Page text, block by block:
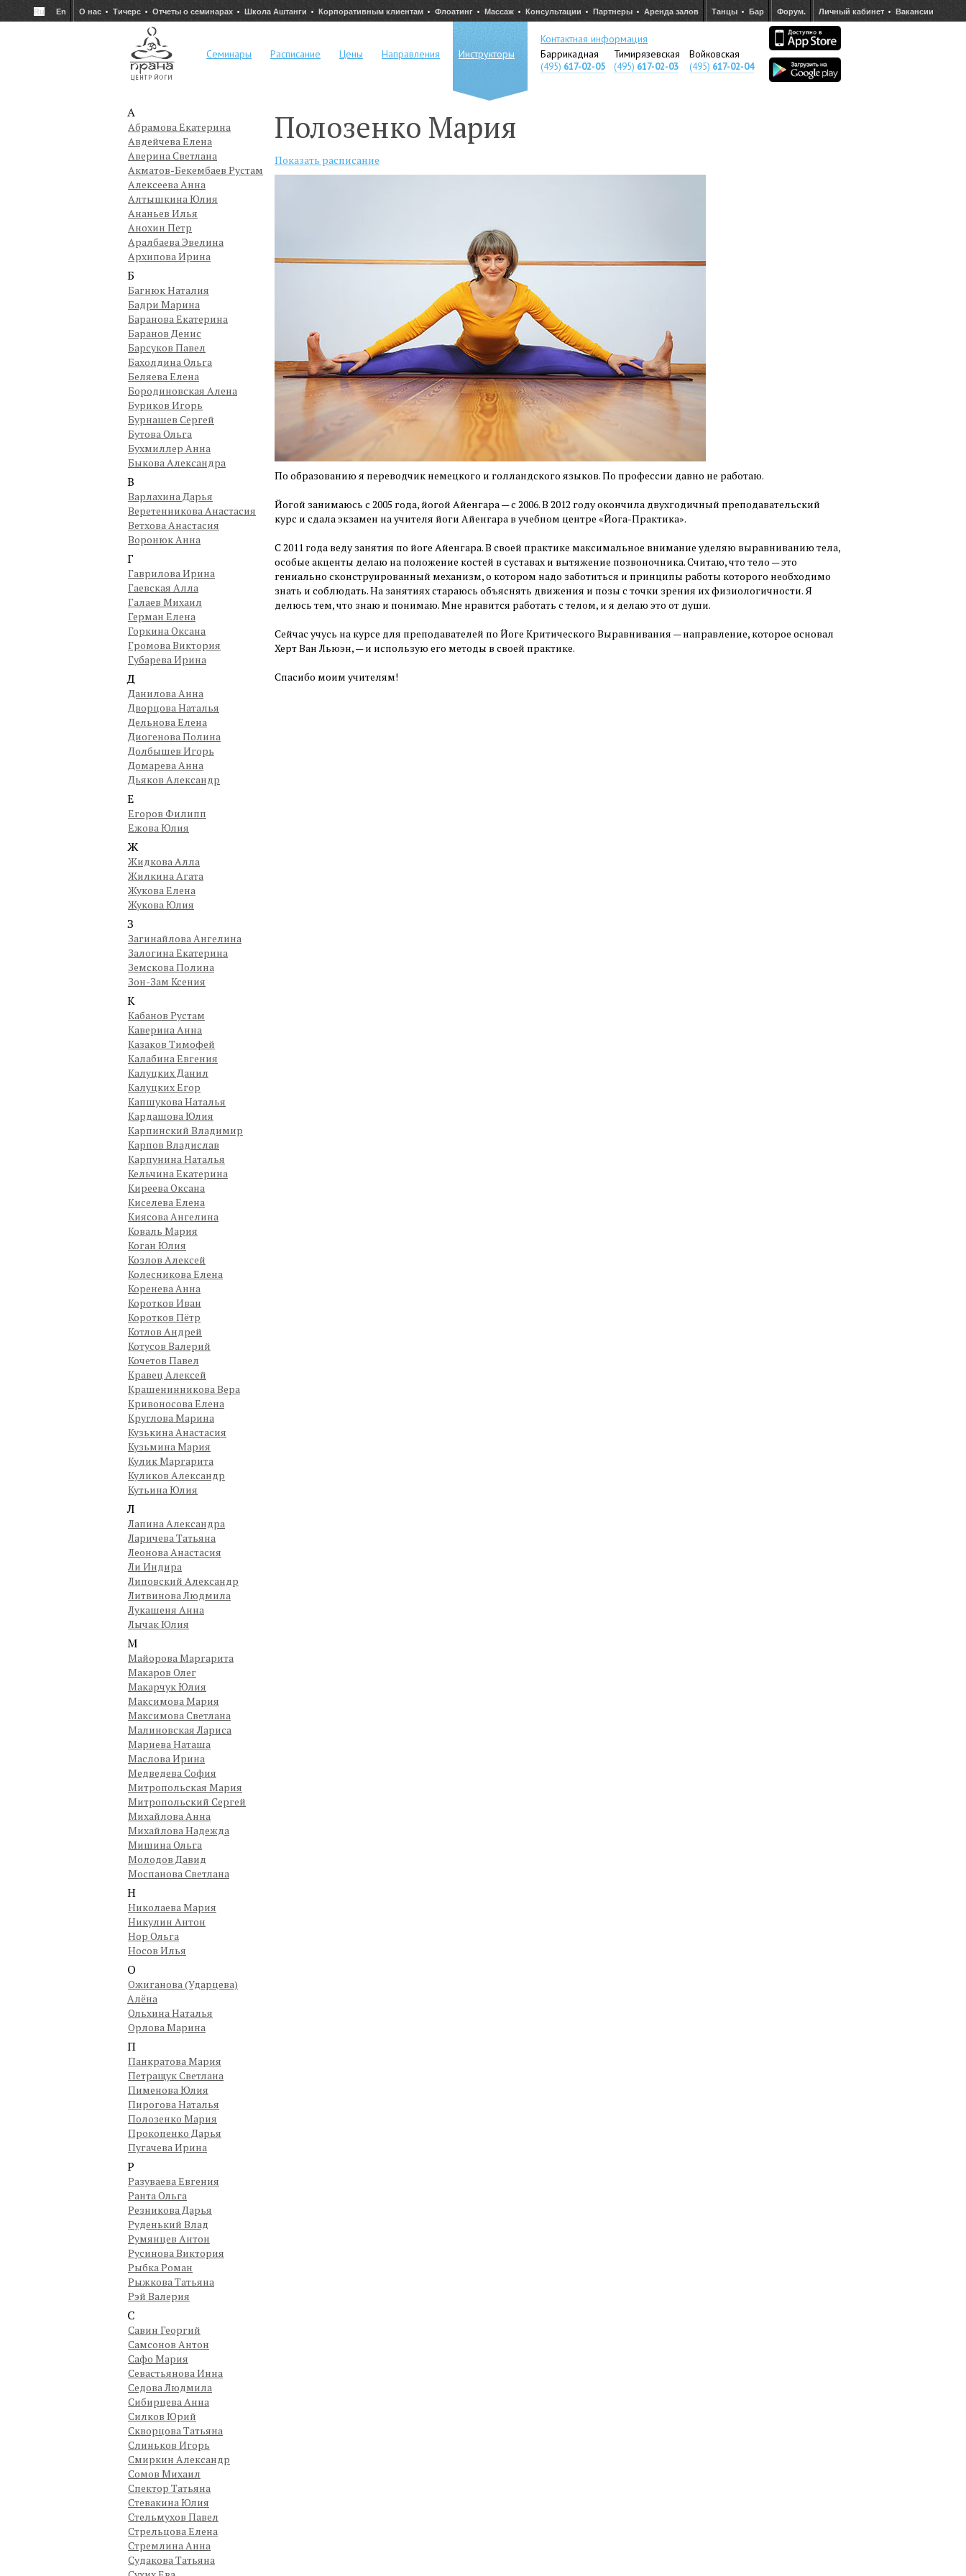
Ru En О нас Тичерс Отчеты о семинарах Школа Аштанги Корпоративным клиентам Флоатинг Массаж Консультации Партнеры Аренда залов Танцы Бар Форум. Личный кабинет Вакансии
Семинары Расписание Цены Направления Инструкторы
Контактная информация
Баррикадная
Тимирязевская Войковская
(495) 617-02-05 (495) 617-02-03 (495) 617-02-04
А
Абрамова Екатерина
Авдейчева Елена
Аверина Светлана
Акматов-Бекембаев Рустам
Алексеева Анна
Алтышкина Юлия
Ананьев Илья
Анохин Петр
Аралбаева Эвелина
Архипова Ирина
Б
Багнюк Наталия
Бадри Марина
Баранова Екатерина
Баранов Денис
Барсуков Павел
Бахолдина Ольга
Беляева Елена
Бородиновская Алена
Буриков Игорь
Бурнашев Сергей
Бутова Ольга
Бухмиллер Анна
Быкова Александра
В
Варлахина Дарья
Веретенникова Анастасия
Ветхова Анастасия
Воронюк Анна
Г
Гаврилова Ирина
Гаевская Алла
Галаев Михаил
Герман Елена
Горкина Оксана
Громова Виктория
Губарева Ирина
Д
Данилова Анна
Дворцова Наталья
Дельнова Елена
Диогенова Полина
Долбышев Игорь
Домарева Анна
Дьяков Александр
Е
Егоров Филипп
Ежова Юлия
Ж
Жидкова Алла
Жилкина Агата
Жукова Елена
Жукова Юлия
З
Загинайлова Ангелина
Залогина Екатерина
Земскова Полина
Зон-Зам Ксения
К
Кабанов Рустам
Каверина Анна
Казаков Тимофей
Калабина Евгения
Калуцких Данил
Калуцких Егор
Капшукова Наталья
Кардашова Юлия
Карпинский Владимир
Карпов Владислав
Карпунина Наталья
Кельчина Екатерина
Киреева Оксана
Киселева Елена
Киясова Ангелина
Коваль Мария
Коган Юлия
Козлов Алексей
Колесникова Елена
Коренева Анна
Коротков Иван
Коротков Пётр
Котлов Андрей
Котусов Валерий
Кочетов Павел
Кравец Алексей
Крашенинникова Вера
Кривоносова Елена
Круглова Марина
Кузькина Анастасия
Кузьмина Мария
Кулик Маргарита
Куликов Александр
Кутьина Юлия
Л
Лапина Александра
Ларичева Татьяна
Леонова Анастасия
Ли Индира
Липовский Александр
Литвинова Людмила
Лукашеня Анна
Лычак Юлия
М
Майорова Маргарита
Макаров Олег
Макарчук Юлия
Максимова Мария
Максимова Светлана
Малиновская Лариса
Мариева Наташа
Маслова Ирина
Медведева София
Митропольская Мария
Митропольский Сергей
Михайлова Анна
Михайлова Надежда
Мишина Ольга
Молодов Давид
Моспанова Светлана
Н
Николаева Мария
Никулин Антон
Нор Ольга
Носов Илья
О
Ожиганова (Ударцева)
Алёна
Ольхина Наталья
Орлова Марина
П
Панкратова Мария
Петращук Светлана
Пименова Юлия
Пирогова Наталья
Полозенко Мария
Прокопенко Дарья
Пугачева Ирина
Р
Разуваева Евгения
Ранта Ольга
Резникова Дарья
Руденький Влад
Румянцев Антон
Русинова Виктория
Рыбка Роман
Рыжкова Татьяна
Рэй Валерия
С
Савин Георгий
Самсонов Антон
Сафо Мария
Севастьянова Инна
Седова Людмила
Сибирцева Анна
Силков Юрий
Скворцова Татьяна
Слиньков Игорь
Смиркин Александр
Сомов Михаил
Спектор Татьяна
Стевакина Юлия
Стельмухов Павел
Стрельцова Елена
Стремлина Анна
Судакова Татьяна
Полозенко Мария
Показать расписание
По образованию я переводчик немецкого и голландского языков. По профессии давно не работаю.
Йогой занимаюсь с 2005 года, йогой Айенгара — с 2006. В 2012 году окончила двухгодичный преподавательский
курс и сдала экзамен на учителя йоги Айенгара в учебном центре «Йога-Практика».
С 2011 года веду занятия по йоге Айенгара. В своей практике максимальное внимание уделяю выравниванию тела,
особые акценты делаю на положение костей в суставах и вытяжение позвоночника. Считаю, что тело — это
гениально сконструированный механизм, о котором надо заботиться и принципы работы которого необходимо
знать и соблюдать. На занятиях стараюсь объяснять движения и позы с точки зрения их физиологичности. Я
делюсь тем, что знаю и понимаю. Мне нравится работать с телом, и я делаю это от души.
Сейчас учусь на курсе для преподавателей по Йоге Критического Выравнивания — направление, которое основал
Херт Ван Льюэн, — и использую его методы в своей практике.
Спасибо моим учителям!